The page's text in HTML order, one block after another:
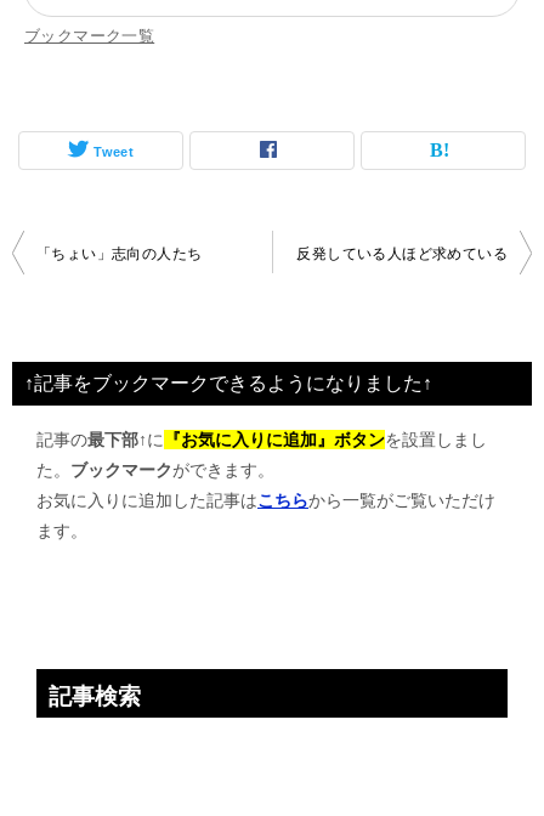
ブックマーク一覧
Tweet
投
ビ
ゲ
「ちょい」志向の人たち 反発している人ほど求めている
↑記事をブックマークできるようになりました↑
記事の最下部↑に 『お気に入りに追加』ボタンを設置しまし
た。 ブックマークができます。
お気に入りに追加した記事はこちらから一覧がご覧いただけ
ます。
記事検索